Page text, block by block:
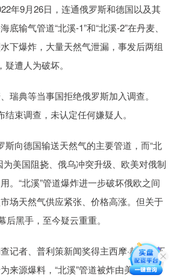
年9月26日，连通俄罗斯和德国以及其
输气管道“北溪-1”和“北溪-2”在丹麦、
下爆炸，大量天然气泄漏，事发后两组
遭人为破坏。
典等当事国拒绝俄罗斯加入调查。
束调查，未认定任何嫌疑人。
向德国输送天然气的主要管道，而“北
为美国阻挠、俄乌冲突升级、欧美对俄制
。“北溪”管道爆炸进一步破坏俄欧之间
场天然气供应紧张、价格高涨。但关于
后黑手，至今疑云重重。
者、普利策新闻奖得主西摩·赫什以不
来源爆料，“北溪”管道被炸由美国情报